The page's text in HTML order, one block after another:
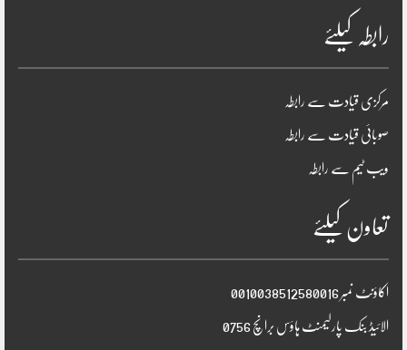
رابطہ کیلئے
مرکزی قیادت سے رابطہ
صوبائی قیادت سے رابطہ
ویب ٹیم سے رابطہ
تعاون کیلئے
اکاؤنٹ نمبر 0010038512580016
الائیڈ بنک پارلیمنٹ ہاؤس برانچ 0756